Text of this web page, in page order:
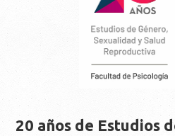
20 años de Estudios